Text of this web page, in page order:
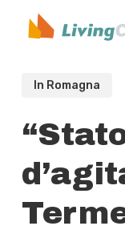
In Romagna